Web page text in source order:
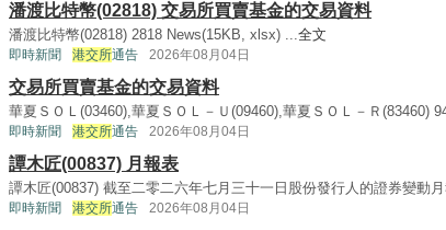
潘渡比特幣(02818) 交易所買賣基金的交易資料
潘渡比特幣(02818) 2818 News(15KB, xlsx) ...全文
即時新聞 港交所通告 2026年08月04日
交易所買賣基金的交易資料
華夏ＳＯＬ(03460),華夏ＳＯＬ－Ｕ(09460),華夏ＳＯＬ－Ｒ(83460)
即時新聞 港交所通告 2026年08月04日
譚木匠(00837) 月報表
譚木匠(00837) 截至二零二六年七月三十一日股份發行人的證券變動
即時新聞 港交所通告 2026年08月04日